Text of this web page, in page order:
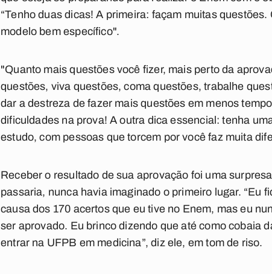
“Tenho duas dicas! A primeira: façam muitas
modelo bem específico".
"Quanto mais questões você fizer, mais perto da
questões, viva questões, coma questões, trabalhe
dar a destreza de fazer mais questões em menos
dificuldades na prova! A outra dica essencial: tenha
estudo, com pessoas que torcem por você faz muita
Receber o resultado de sua aprovação foi uma
passaria, nunca havia imaginado o primeiro lugar. “Eu
causa dos 170 acertos que eu tive no Enem, mas eu
ser aprovado. Eu brinco dizendo que até como cobaia
entrar na UFPB em medicina”, diz ele, em tom de riso.